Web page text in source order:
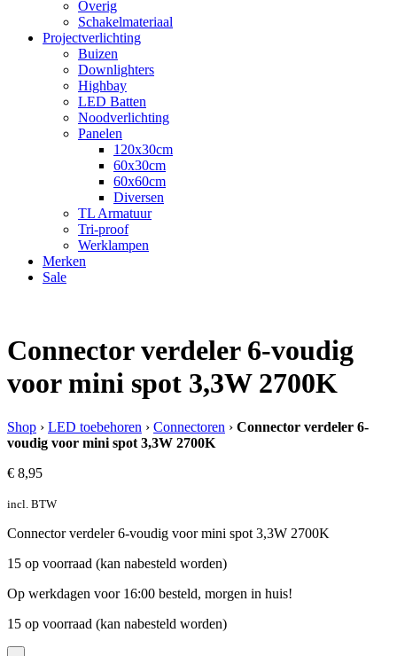
Overig
Schakelmateriaal
Projectverlichting
Buizen
Downlighters
Highbay
LED Batten
Noodverlichting
Panelen
120x30cm
60x30cm
60x60cm
Diversen
TL Armatuur
Tri-proof
Werklampen
Merken
Sale
Connector verdeler 6-voudig
voor mini spot 3,3W 2700K
Shop › LED toebehoren › Connectoren › Connector verdeler 6-
voudig voor mini spot 3,3W 2700K
€ 8,95
incl. BTW
Connector verdeler 6-voudig voor mini spot 3,3W 2700K
15 op voorraad (kan nabesteld worden)
Op werkdagen voor 16:00 besteld, morgen in huis!
15 op voorraad (kan nabesteld worden)